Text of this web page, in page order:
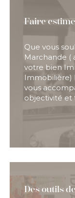
Faire
Que vous
Marchande (
votre bien
Immobilière)
vous
objectivité et
Des outils